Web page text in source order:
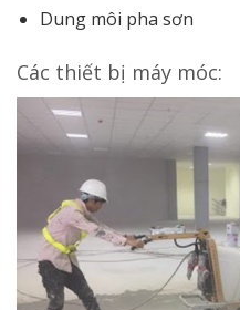
Dung môi pha sơn
Các thiết bị máy móc: